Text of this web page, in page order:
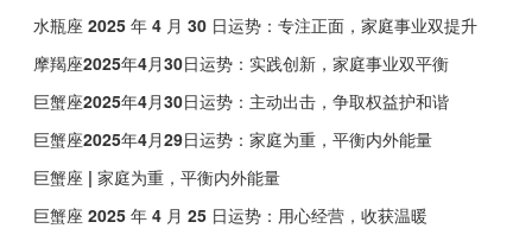
水瓶座 2025 年 4 月 30 日运势：专注正面，家庭事业双提升
摩羯座2025年4月30日运势：实践创新，家庭事业双平衡
巨蟹座2025年4月30日运势：主动出击，争取权益护和谐
巨蟹座2025年4月29日运势：家庭为重，平衡内外能量
巨蟹座 | 家庭为重，平衡内外能量
巨蟹座 2025 年 4 月 25 日运势：用心经营，收获温暖